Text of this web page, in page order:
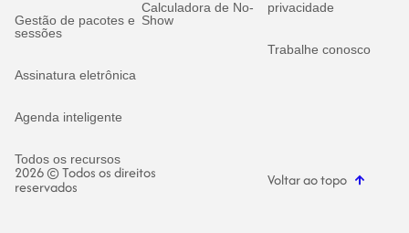
Gestão de pacotes e
sessões
Assinatura eletrônica
Agenda inteligente
Todos os recursos
Calculadora de No-
Show
privacidade
Trabalhe conosco
2026 © Todos os direitos
reservados Voltar ao topo